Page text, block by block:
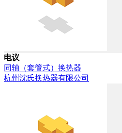
电议
同轴（套管式）换热器
杭州沈氏换热器有限公司